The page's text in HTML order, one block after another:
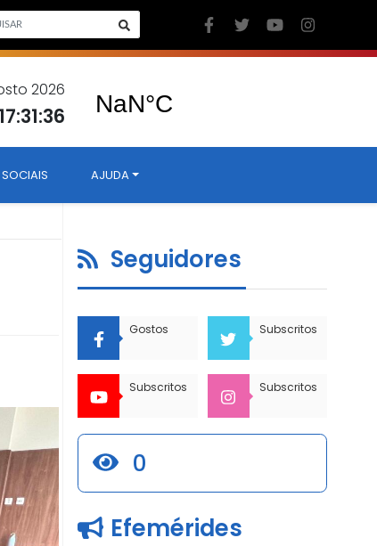
2026
17:31:37
AJUDA
Seguidores
Gostos Subscritos
Subscritos Subscritos
0
Efemérides